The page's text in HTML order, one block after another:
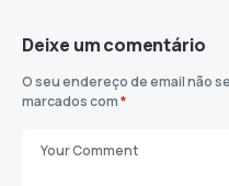
Deixe um comentário
O seu endereço de email não
marcados com*